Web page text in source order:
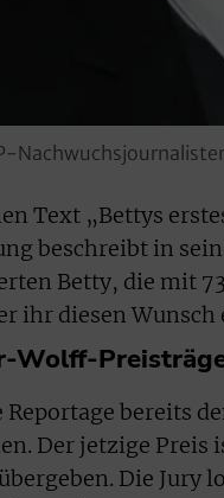
Text „Bettys
beschreibt in
Betty, die mit
ihr diesen
Wolff-
Reportage bereits
Der jetzige Preis
Die Jury